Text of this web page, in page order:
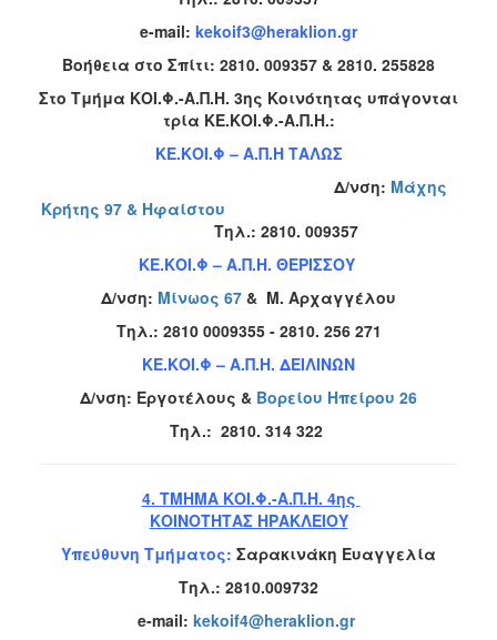
e-mail: kekoif3@heraklion.gr
Βοήθεια στο Σπίτι: 2810. 009357 & 2810. 255828
Στο Τμήμα ΚΟΙ.Φ.-Α.Π.Η. 3ης Κοινότητας υπάγονται
τρία ΚΕ.ΚΟΙ.Φ.-Α.Π.Η.:
ΚΕ.ΚΟΙ.Φ – Α.Π.Η ΤΑΛΩΣ
Δ/νση: Μάχης
Κρήτης 97 & Ηφαίστου
Tηλ.: 2810. 009357
ΚΕ.ΚΟΙ.Φ – Α.Π.Η. ΘΕΡΙΣΣΟΥ
Δ/νση: Μίνωος 67 & Μ. Αρχαγγέλου
Tηλ.: 2810 0009355 - 2810. 256 271
ΚΕ.ΚΟΙ.Φ – Α.Π.Η. ΔΕΙΛΙΝΩΝ
Δ/νση: Εργοτέλους & Βορείου Ηπείρου 26
Tηλ.: 2810. 314 322
4. ΤΜΗΜΑ ΚΟΙ.Φ.-Α.Π.Η. 4ης
ΚΟΙΝΟΤΗΤΑΣ ΗΡΑΚΛΕΙΟΥ
Υπεύθυνη Τμήματος: Σαρακινάκη Ευαγγελία
Τηλ.: 2810.009732
e-mail: kekoif4@heraklion.gr